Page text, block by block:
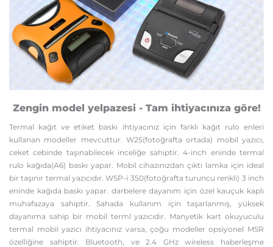
Zengin model yelpazesi - Tam ihtiyacınıza göre!
Termal kağıt ve etiket baskı ihtiyacınız için farklı kağıt rulo enleri
kullanan modeller mevcuttur. W25(fotoğrafta ortada) mobil yazıcı,
ceket cebinde taşınabilecek inceliğe sahiptir. 4-inch eninde termal
rulo kağıda(A6) baskı yapar. Mobil cihazınızdan çıktı lamka için ideal
bir taşınır termal yazıcıdır. WSP-i 350(fotoğrafta turuncu renkli) 3 inch
eninde kağıda baskı yapar. darbelere dayanım için özel kauçuk kaplı
muhafazaya sahiptir. Sahada kullanım için taşarlanmış, yüksek
dayanıma sahip bir mobil terml yazıcıdır. Manyetik kart okuyuculu
termal mobil yazıcı ihtiyacınız varsa, çoğu modeller opsiyonel MSR
özelliğine sahiptir. Bluetooth, ve 2.4 GHz wireless haberleşme